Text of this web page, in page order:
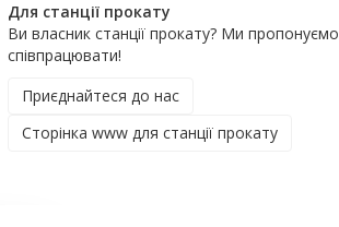
Для станції прокату
Ви власник станції прокату? Ми пропонуємо
співпрацювати!
Приєднайтеся до нас
Сторінка www для станції прокату